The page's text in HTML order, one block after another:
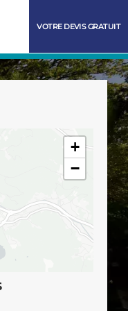
VOTRE DEVIS GRATUIT
+
−